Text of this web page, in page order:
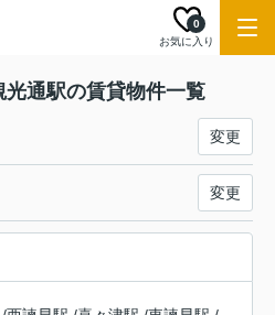
お気に入り
0
通駅の賃貸物件一覧
変更
変更